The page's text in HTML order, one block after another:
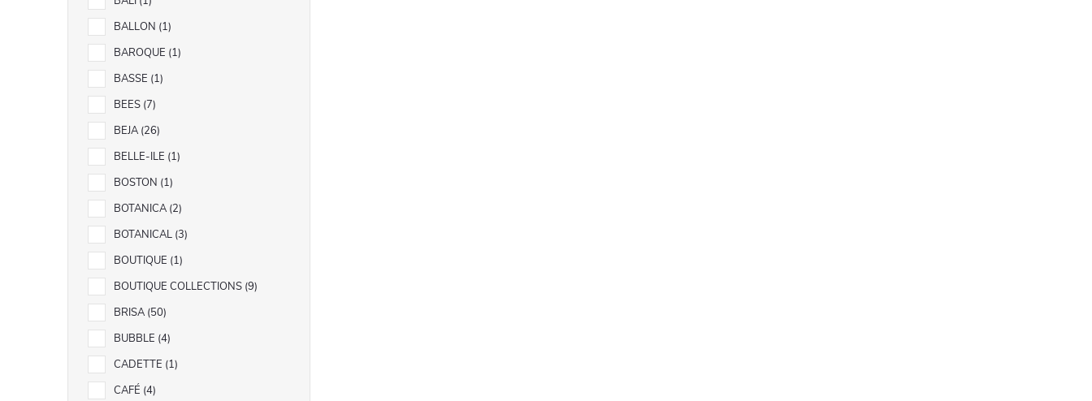
BALLON 1
BAROQUE 1
BASSE 1
BEES 7
BEJA 26
BELLE-ILE 1
BOSTON 1
BOTANICA 2
BOTANICAL 3
BOUTIQUE 1
BOUTIQUE COLLECTIONS 9
BRISA 50
BUBBLE 4
CADETTE 1
CAFÉ 4